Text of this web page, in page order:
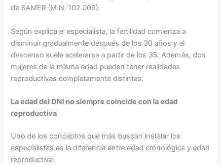
de SAMER (M.N. 102.009).
Según explica el especialista, la fertilidad comienza a
disminuir gradualmente después de los 30 años y el
descenso suele acelerarse a partir de los 35. Además, dos
mujeres de la misma edad pueden tener realidades
reproductivas completamente distintas.
La edad del DNI no siempre coincide con la edad
reproductiva
Uno de los conceptos que más buscan instalar los
especialistas es la diferencia entre edad cronológica y edad
reproductiva.